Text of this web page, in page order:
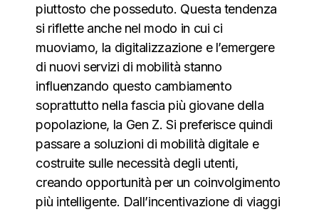
piuttosto che posseduto. Questa tendenza
si riflette anche nel modo in cui ci
muoviamo, la digitalizzazione e l’emergere
di nuovi servizi di mobilità stanno
influenzando questo cambiamento
soprattutto nella fascia più giovane della
popolazione, la Gen Z. Si preferisce quindi
passare a soluzioni di mobilità digitale e
costruite sulle necessità degli utenti,
creando opportunità per un coinvolgimento
più intelligente. Dall’incentivazione di viaggi